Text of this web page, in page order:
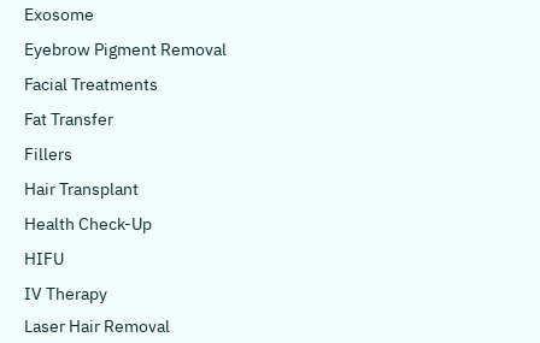
Exosome
Eyebrow Pigment Removal
Facial Treatments
Fat Transfer
Fillers
Hair Transplant
Health Check-Up
HIFU
IV Therapy
Laser Hair Removal